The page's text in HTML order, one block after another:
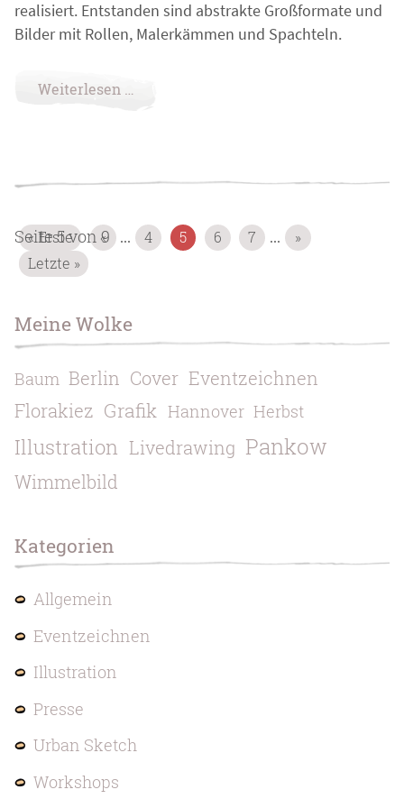
realisiert. Entstanden sind abstrakte Großformate und
Bilder mit Rollen, Malerkämmen und Spachteln.
Weiterlesen …
Seite 5 von 9
« Erste « ... 4 5 6 7 ...
»
Letzte »
Meine Wolke
Baum Berlin Cover Eventzeichnen
Florakiez Grafik Hannover Herbst
Illustration Livedrawing Pankow
Wimmelbild
Kategorien
Allgemein
Eventzeichnen
Illustration
Presse
Urban Sketch
Workshops